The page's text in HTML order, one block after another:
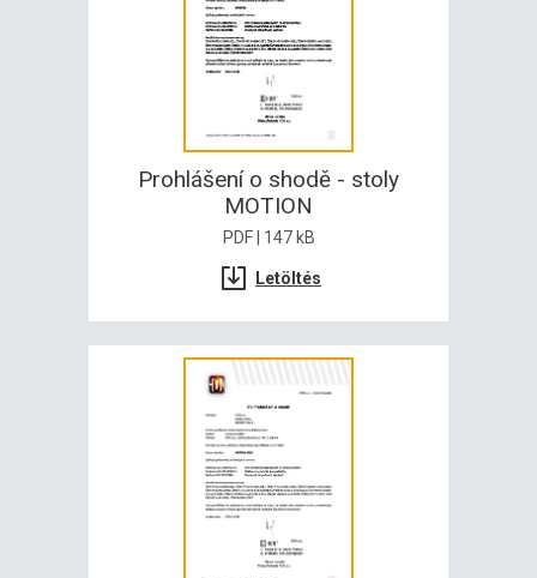
Prohlášení o shodě - stoly
MOTION
PDF | 147 kB
Letöltés